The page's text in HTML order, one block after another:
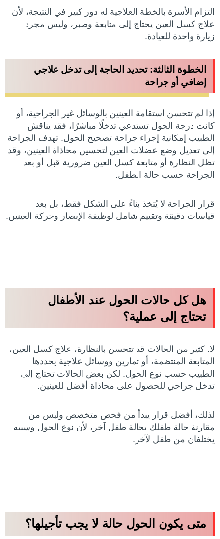
التزام الأسرة بالخطة العلاجية له دور كبير في النتيجة، لأن
علاج كسل العين يحتاج إلى متابعة وصبر، وليس مجرد
زيارة واحدة للعيادة.
الخطوة الثالثة: تحديد الحاجة إلى تدخل علاجي
إضافي أو جراحة
إذا لم تتحسن استقامة العينين بالوسائل غير الجراحية، أو
كانت درجة الحول تستدعي تدخلًا مباشرًا، فقد يناقش
الطبيب إمكانية إجراء جراحة تصحيح الحول. تهدف الجراحة
إلى تعديل وضع عضلات العين لتحسين محاذاة العينين، وقد
تظل النظارة أو متابعة كسل العين ضرورية قبل أو بعد
الجراحة حسب حالة الطفل.
قرار الجراحة لا يُتخذ بناءً على الشكل فقط، بل بعد
قياسات دقيقة وتقييم شامل لوظيفة الإبصار وحركة العينين.
هل كل حالات الحول عند الأطفال
تحتاج إلى عملية؟
لا. كثير من الحالات قد تتحسن بالنظارة، علاج كسل العين،
المتابعة المنتظمة، أو تمارين ووسائل علاجية يحددها
الطبيب حسب نوع الحول. لكن بعض الحالات تحتاج إلى
تدخل جراحي للحصول على محاذاة أفضل للعينين.
لذلك، أفضل قرار يبدأ من فحص متخصص وليس من
مقارنة حالة طفلك بحالة طفل آخر، لأن نوع الحول وسببه
يختلفان من طفل لآخر.
متى يكون الحول حالة لا يجب تأجيلها؟